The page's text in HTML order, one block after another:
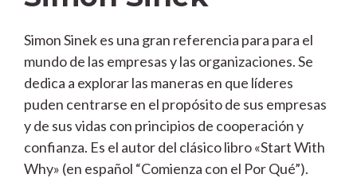
Simon Sinek es una gran referencia para para el
mundo de las empresas y las organizaciones. Se
dedica a explorar las maneras en que líderes
puden centrarse en el propósito de sus empresas
y de sus vidas con principios de cooperación y
confianza. Es el autor del clásico libro «Start With
Why» (en español “Comienza con el Por Qué”).